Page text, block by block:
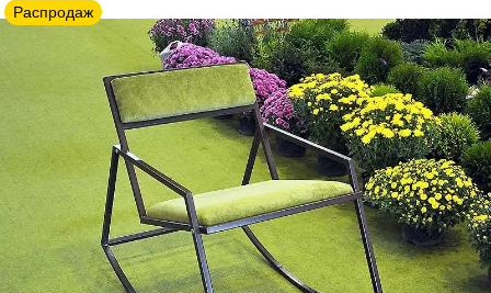
Распродаж